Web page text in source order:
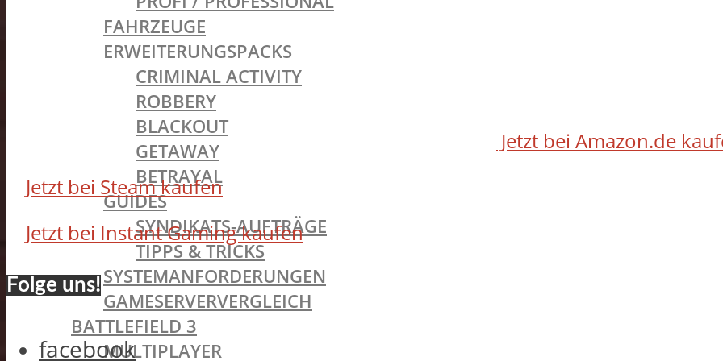
FAHRZEUGE
ERWEITERUNGSPACKS
CRIMINAL ACTIVITY
ROBBERY
BLACKOUT
GETAWAY
BETRAYAL
GUIDES
SYNDIKATS-AUFTRÄGE
TIPPS & TRICKS
SYSTEMANFORDERUNGEN
GAMESERVERVERGLEICH
BATTLEFIELD 3
MULTIPLAYER
Jetzt bei Amazon.de
Jetzt bei Steam kaufen
Jetzt bei Instant Gaming kaufen
Folge uns!
facebook